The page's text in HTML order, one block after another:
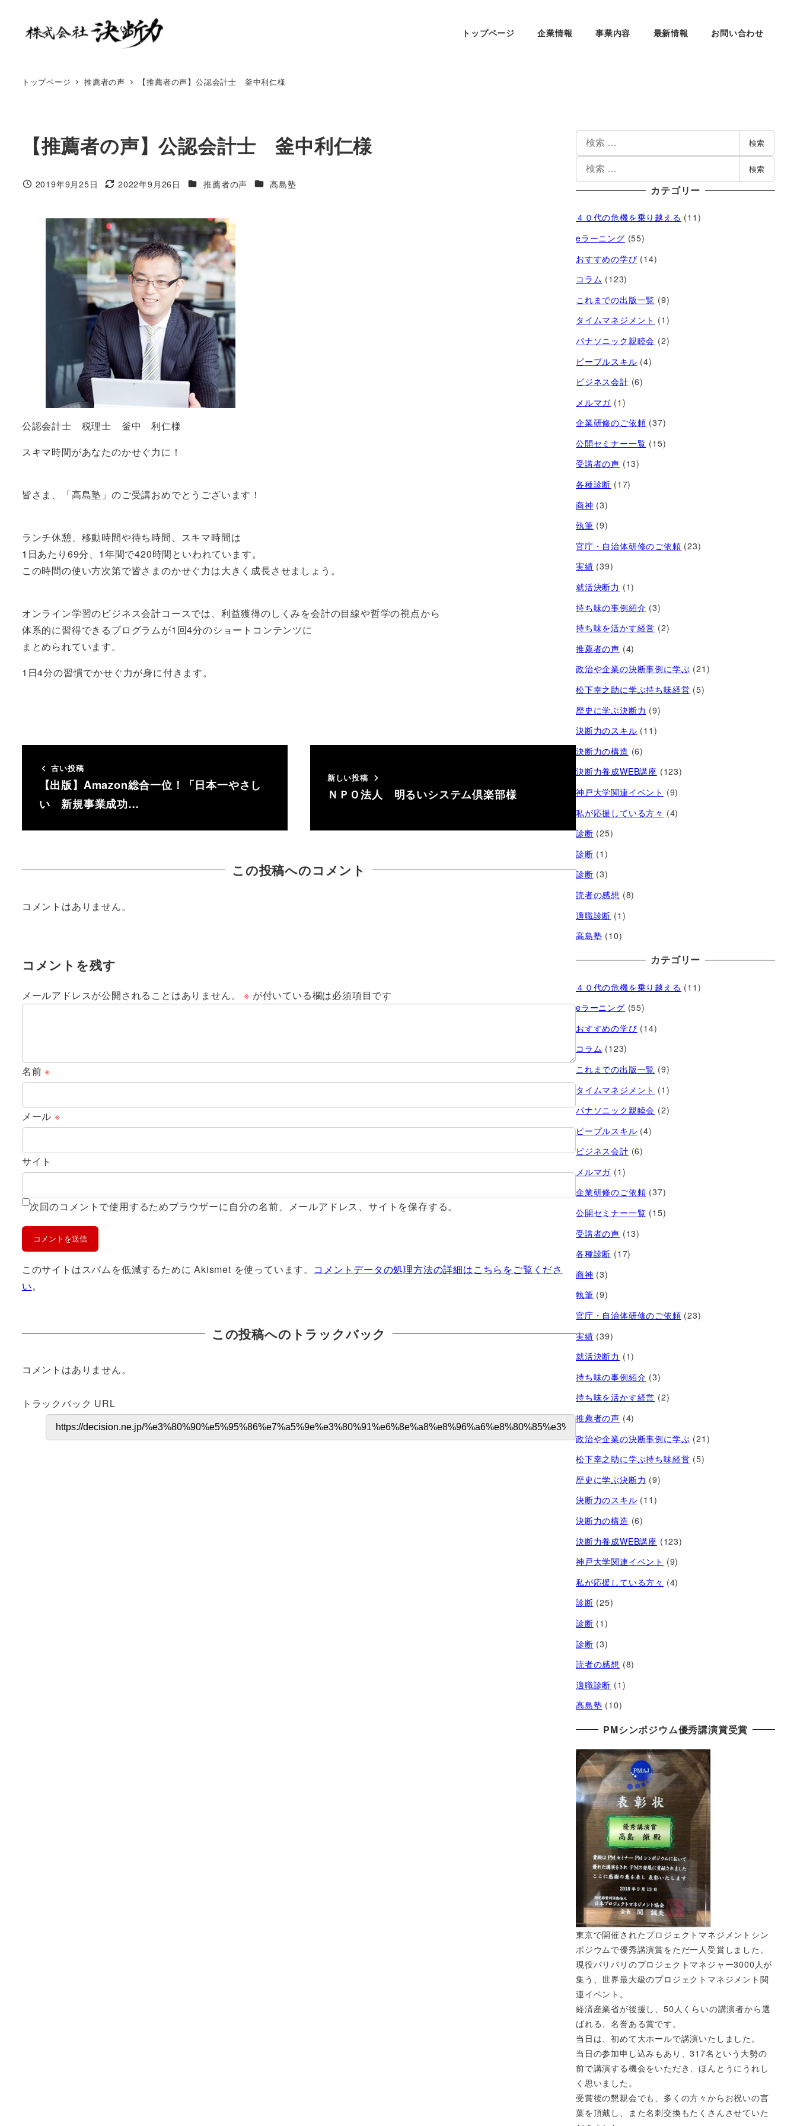
トップページ 企業情報 事業内容 最新情報 お問い合わせ
トップページ 推薦者の声 【推薦者の声】公認会計士 釜中利仁様
【推薦者の声】公認会計士 釜中利仁様
2019年9月25日 2022年9月26日 推薦者の声 高島塾
公認会計士 税理士 釡中 利仁様
スキマ時間があなたのかせぐ力に！
皆さま、「高島塾」のご受講おめでとうございます！
ランチ休憩、移動時間や待ち時間、スキマ時間は
1日あたり69分、1年間で420時間といわれています。
この時間の使い方次第で皆さまのかせぐ力は大きく成長させましょう。
オンライン学習のビジネス会計コースでは、利益獲得のしくみを会計の目線や哲学の視点から
体系的に習得できるプログラムが1回4分のショートコンテンツに
まとめられています。
1日4分の習慣でかせぐ力が身に付きます。
古い投稿
【出版】Amazon総合一位！「日本一やさし
い 新規事業成功…
新しい投稿
ＮＰＯ法人 明るいシステム倶楽部様
この投稿へのコメント
コメントはありません。
コメントを残す
メールアドレスが公開されることはありません。 ※ が付いている欄は必須項目です
名前※
メール ※
サイト
次回のコメントで使用するためブラウザーに自分の名前、メールアドレス、サイトを保存する。
このサイトはスパムを低減するために Akismet を使っています。 コメントデータの処理方法の詳細はこちらをご覧くださ
い。
この投稿へのトラックバック
コメントはありません。
トラックバック URL
検索
検索
カテゴリー
４０代の危機を乗り越える (11)
eラーニング (55)
おすすめの学び (14)
コラム (123)
これまでの出版一覧 (9)
タイムマネジメント (1)
パナソニック親睦会 (2)
ピープルスキル (4)
ビジネス会計 (6)
メルマガ (1)
企業研修のご依頼 (37)
公開セミナー一覧 (15)
受講者の声 (13)
各種診断 (17)
商神 (3)
執筆 (9)
官庁・自治体研修のご依頼 (23)
実績 (39)
就活決断力 (1)
持ち味の事例紹介 (3)
持ち味を活かす経営​ (2)
推薦者の声 (4)
政治や企業の決断事例に学ぶ (21)
松下幸之助に学ぶ持ち味経営 (5)
歴史に学ぶ決断力 (9)
決断力のスキル (11)
決断力の構造 (6)
決断力養成WEB講座 (123)
神戸大学関連イベント (9)
私が応援している方々 (4)
診断 (25)
診断 (1)
診断 (3)
読者の感想 (8)
適職診断 (1)
高島塾 (10)
カテゴリー
４０代の危機を乗り越える (11)
eラーニング (55)
おすすめの学び (14)
コラム (123)
これまでの出版一覧 (9)
タイムマネジメント (1)
パナソニック親睦会 (2)
ピープルスキル (4)
ビジネス会計 (6)
メルマガ (1)
企業研修のご依頼 (37)
公開セミナー一覧 (15)
受講者の声 (13)
各種診断 (17)
商神 (3)
執筆 (9)
官庁・自治体研修のご依頼 (23)
実績 (39)
就活決断力 (1)
持ち味の事例紹介 (3)
持ち味を活かす経営​ (2)
推薦者の声 (4)
政治や企業の決断事例に学ぶ (21)
松下幸之助に学ぶ持ち味経営 (5)
歴史に学ぶ決断力 (9)
決断力のスキル (11)
決断力の構造 (6)
決断力養成WEB講座 (123)
神戸大学関連イベント (9)
私が応援している方々 (4)
診断 (25)
診断 (1)
診断 (3)
読者の感想 (8)
適職診断 (1)
高島塾 (10)
PMシンポジウム優秀講演賞受賞
東京で開催されたプロジェクトマネジメントシン
ポジウムで優秀講演賞をただ一人受賞しました。
現役バリバリのプロジェクトマネジャー3000人が
集う、世界最大級のプロジェクトマネジメント関
連イベント。
経済産業省が後援し、50人くらいの講演者から選
ばれる、名誉ある賞です。
当日は、初めて大ホールで講演いたしました。
当日の参加申し込みもあり、317名という大勢の
前で講演する機会をいただき、ほんとうにうれし
く思いました。
受賞後の懇親会でも、多くの方々からお祝いの言
葉を頂戴し、また名刺交換もたくさんさせていた